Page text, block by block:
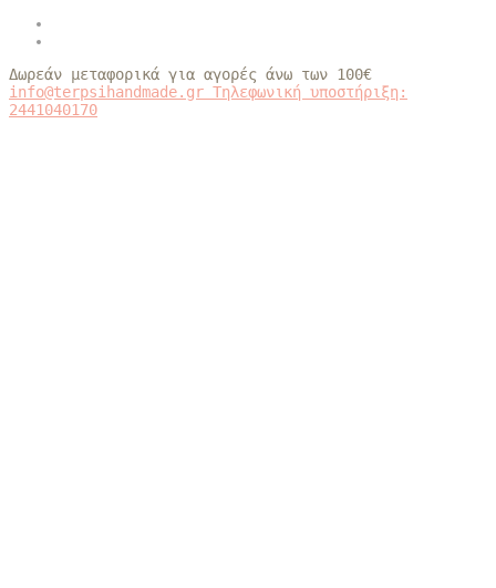
Δωρεάν μεταφορικά για αγορές άνω των 100€
info@terpsihandmade.gr Τηλεφωνική υποστήριξη:
2441040170